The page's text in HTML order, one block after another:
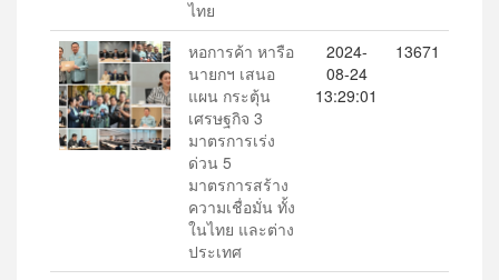
ไทย
หอการค้า หารือ
นายกฯ เสนอ
แผน กระตุ้น
เศรษฐกิจ 3
มาตรการเร่ง
ด่วน 5
มาตรการสร้าง
ความเชื่อมั่น ทั้ง
ในไทย และต่าง
ประเทศ
2024-
08-24
13:29:01
13671